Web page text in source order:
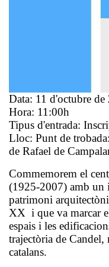
Data: 11 d'octubre de
Hora: 11:00h
Tipus d'entrada:
Lloc: Punt de
de Rafael de
Commemorem el
(1925-2007) amb un
patrimoni
XX i que va marcar
espais i les
trajectòria de Candel,
catalans.